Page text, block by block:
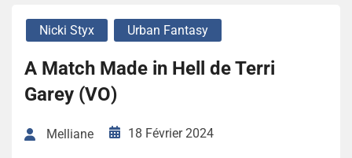
Nicki Styx Urban Fantasy
A Match Made in Hell de Terri
Garey (VO)
Melliane 18 Février 2024